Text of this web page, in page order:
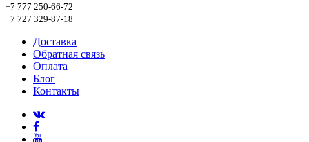
+7 777 250-66-72
+7 727 329-87-18
Доставка
Обратная связь
Оплата
Блог
Контакты